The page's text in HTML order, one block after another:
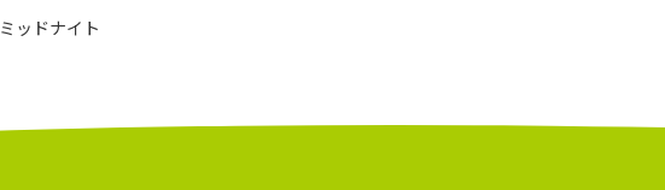
ミッドナイト